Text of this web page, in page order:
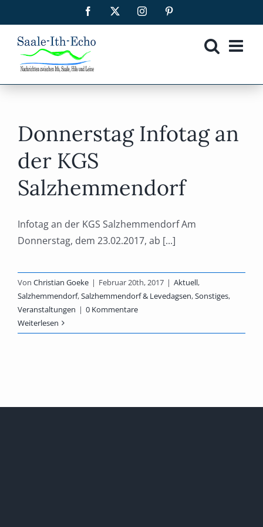
Inhalt
springen
Facebook Instagram
Donnerstag Infotag an
der KGS
Salzhemmendorf
Infotag an der KGS Salzhemmendorf Am
Donnerstag, dem 23.02.2017, ab [...]
Von Christian Goeke | Februar 20th, 2017 | Aktuell,
Salzhemmendorf,Salzhemmendorf & Levedagsen,Sonstiges,
Veranstaltungen | 0 Kommentare
Weiterlesen